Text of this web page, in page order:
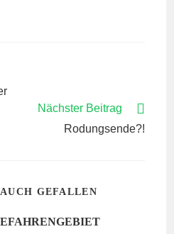
Nächster Beitrag
Rodungsende?!
GEFALLEN